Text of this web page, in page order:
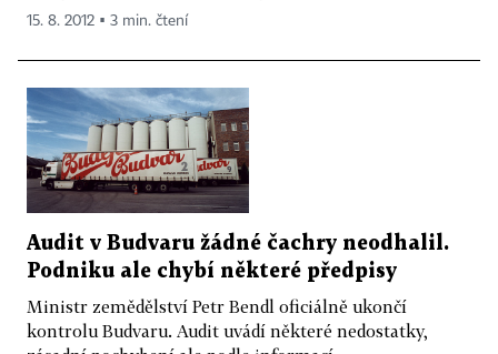
15. 8. 2012 ▪ 3 min. čtení
Audit v Budvaru žádné čachry neodhalil.
Podniku ale chybí některé předpisy
Ministr zemědělství Petr Bendl oficiálně ukončí
kontrolu Budvaru. Audit uvádí některé nedostatky,